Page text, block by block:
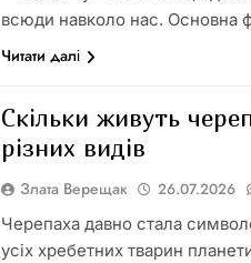
всюди навколо нас. Основна
Читати далі
Скільки живуть
різних видів
Злата Верещак 26.07.2026
Черепаха давно стала
усіх хребетних тварин